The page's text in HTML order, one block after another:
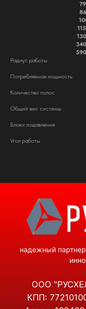
Радиус работы
Потребляемая мощность
Количество полос
Общий вес системы
Блоки подавления
Угол работы
надежный партнер для
РЭБ НА
ЛИДАРЫ И
ООО "РУСХЕЛТЕХ"
КПП: 772101001
Адрес: 109428, г.